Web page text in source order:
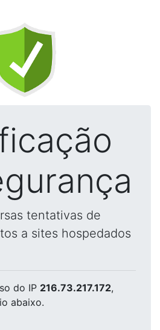
tentativas de
a sites hospedados
do IP 216.73.217.172,
abaixo.